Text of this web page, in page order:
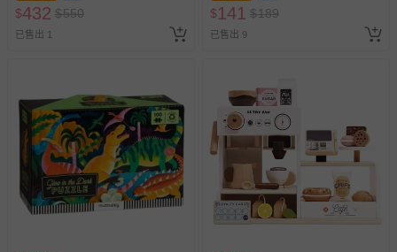
$432 $550
已售出 1
$141 $189
已售出 9